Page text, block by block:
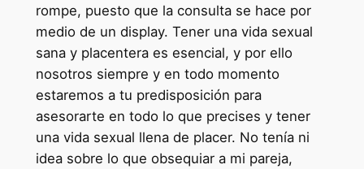
rompe, puesto que la consulta se hace por
medio de un display. Tener una vida sexual
sana y placentera es esencial, y por ello
nosotros siempre y en todo momento
estaremos a tu predisposición para
asesorarte en todo lo que precises y tener
una vida sexual llena de placer. No tenía ni
idea sobre lo que obsequiar a mi pareja,